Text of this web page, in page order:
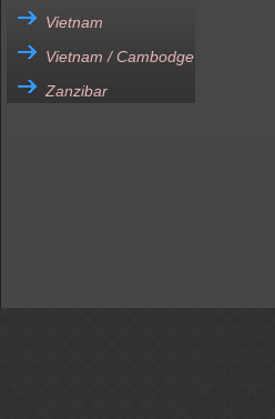
Vietnam
Vietnam / Cambodge
Zanzibar